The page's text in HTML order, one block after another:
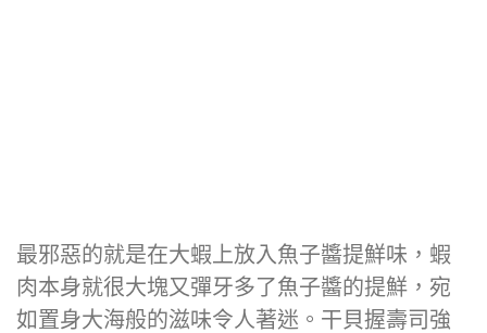
最邪惡的就是在大蝦上放入魚子醬提鮮味，蝦
肉本身就很大塊又彈牙多了魚子醬的提鮮，宛